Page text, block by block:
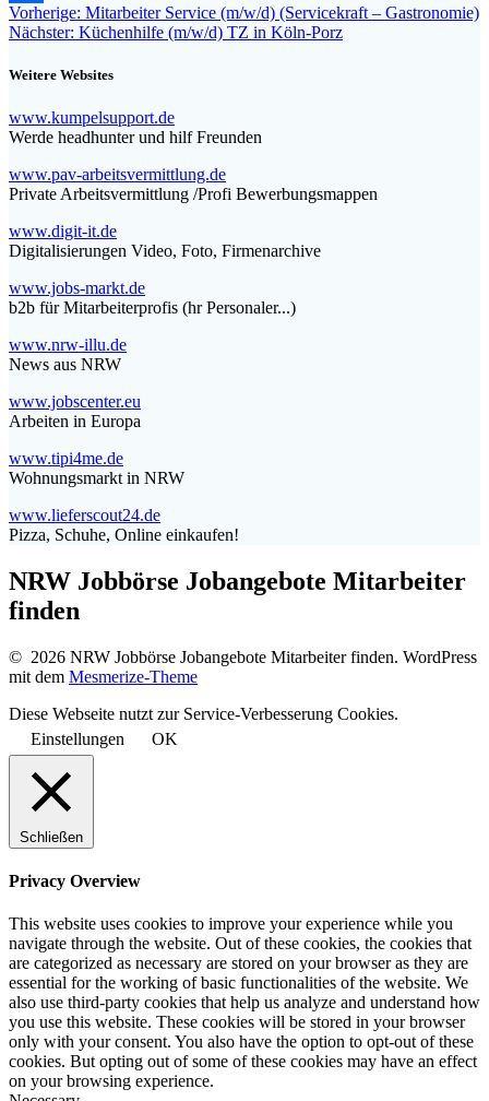
Teilen
Beitragsnavigation
Vorherige: Vorheriger
Beitrag:
Mitarbeiter Service (m/w/d) (Servicekraft – Gastronomie)
Nächster: Nächster
Küchenhilfe (m/w/d) TZ in Köln-Porz
Weitere Websites
www.kumpelsupport.de
Werde headhunter und hilf Freunden
www.pav-arbeitsvermittlung.de
Private Arbeitsvermittlung /Profi Bewerbungsmappen
www.digit-it.de
Digitalisierungen Video, Foto, Firmenarchive
www.jobs-markt.de
b2b für Mitarbeiterprofis (hr Personaler...)
www.nrw-illu.de
News aus NRW
www.jobscenter.eu
Arbeiten in Europa
www.tipi4me.de
Wohnungsmarkt in NRW
www.lieferscout24.de
Pizza, Schuhe, Online einkaufen!
NRW Jobbörse Jobangebote Mitarbeiter
finden
© 2026 NRW Jobbörse Jobangebote Mitarbeiter finden. WordPress
mit dem Mesmerize-Theme
Diese Webseite nutzt zur Service-Verbesserung Cookies.
Einstellungen
OK
Schließen
Privacy Overview
This website uses cookies to improve your experience while you
navigate through the website. Out of these cookies, the cookies that
are categorized as necessary are stored on your browser as they are
essential for the working of basic functionalities of the website. We
also use third-party cookies that help us analyze and understand how
you use this website. These cookies will be stored in your browser
only with your consent. You also have the option to opt-out of these
cookies. But opting out of some of these cookies may have an effect
on your browsing experience.